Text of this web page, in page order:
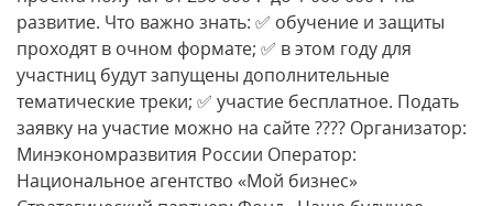
развитие. Что важно знать: ✅ обучение и защиты
проходят в очном формате; ✅ в этом году для
участниц будут запущены дополнительные
тематические треки; ✅ участие бесплатное. Подать
заявку на участие можно на сайте ???? Организатор:
Минэкономразвития России Оператор:
Национальное агентство «Мой бизнес»